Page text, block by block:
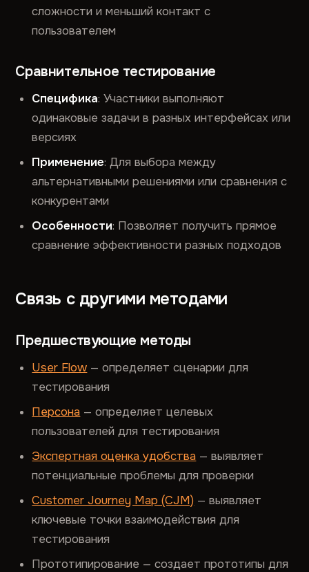
сложности и меньший контакт с
пользователем
Сравнительное тестирование
Специфика: Участники выполняют
одинаковые задачи в разных интерфейсах или
версиях
Применение: Для выбора между
альтернативными решениями или сравнения с
конкурентами
Особенности: Позволяет получить прямое
сравнение эффективности разных подходов
Связь с другими методами
Предшествующие методы
User Flow — определяет сценарии для
тестирования
Персона — определяет целевых
пользователей для тестирования
Экспертная оценка удобства — выявляет
потенциальные проблемы для проверки
Customer Journey Map (CJM) — выявляет
ключевые точки взаимодействия для
тестирования
Прототипирование — создает прототипы для